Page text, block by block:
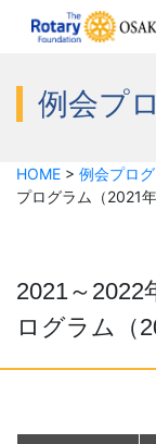
例会プ
HOME > 例会プロ
プログラム（2021年
2021～
ログラム（